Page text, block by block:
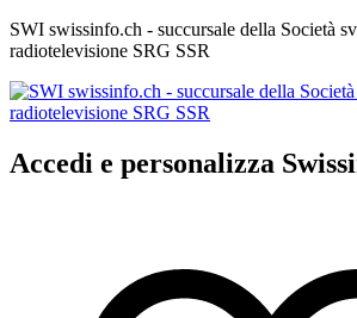
SWI swissinfo.ch - succursale della Società
radiotelevisione SRG SSR
Accedi e personalizza